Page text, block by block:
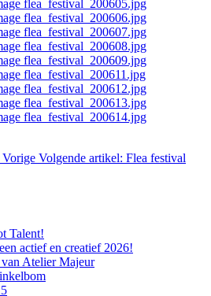
Vorige Volgende artikel: Flea festival
Talent!
actief en creatief 2026!
Atelier Majeur